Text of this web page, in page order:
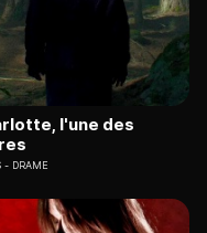
l'une des
DRAME